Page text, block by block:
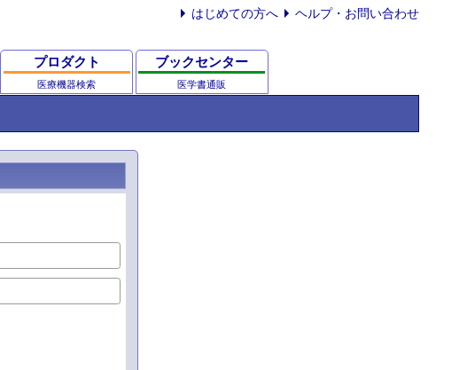
はじめての方へ ヘルプ・お問い合わせ
プロダクト
医療機器検索
ブックセンター
医学書通販